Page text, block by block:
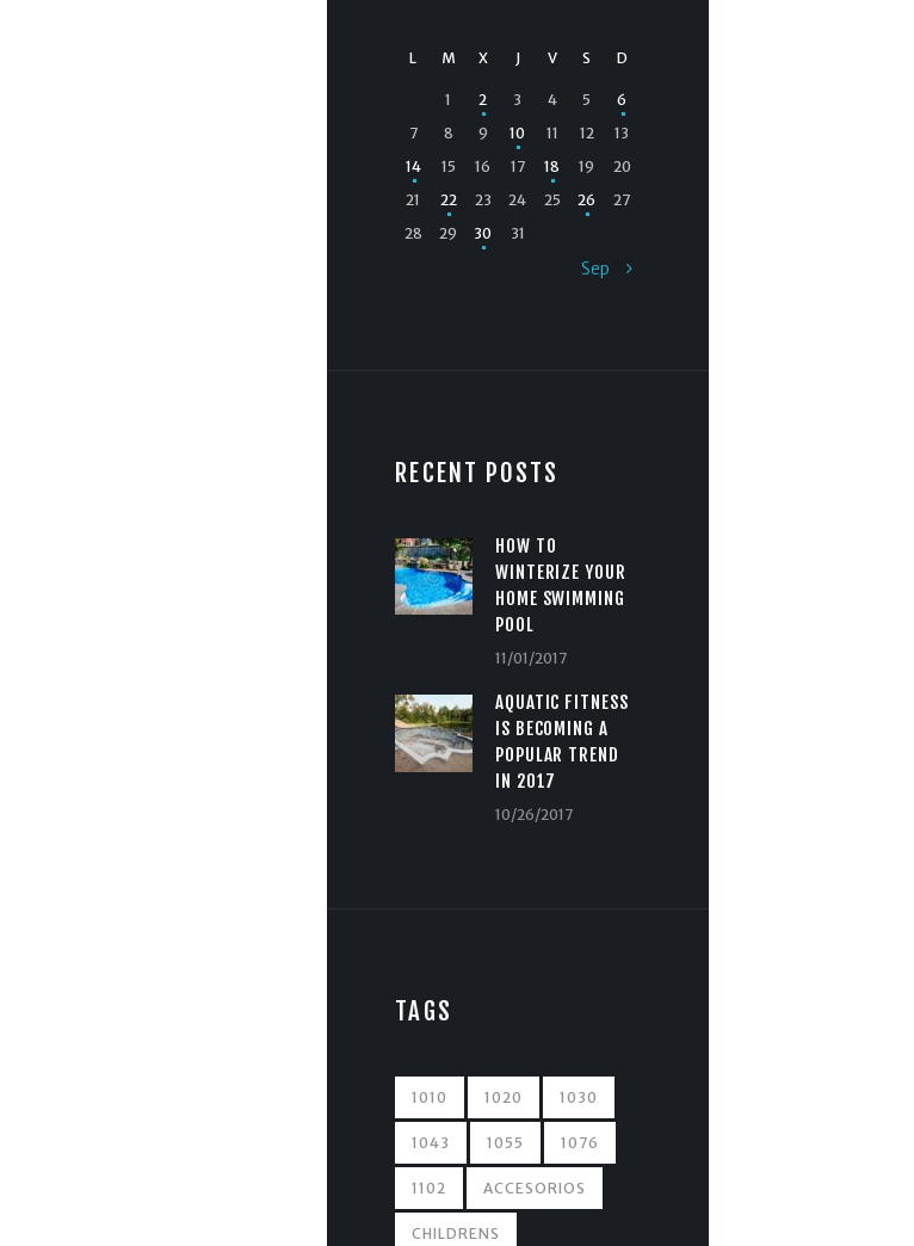
L M X J V S D
1 2 3 4 5
6
7
8 9 10 11 12
13
14
15 16 17 18 19
20
21
22 23 24 25 26
27
28
29 30 31
Sep »
RECENT POSTS
HOW TO
WINTERIZE YOUR
HOME SWIMMING
POOL
11/01/2017
AQUATIC FITNESS
IS BECOMING A
POPULAR TREND
IN 2017
10/26/2017
TAGS
1010 1020 1030
1043 1055 1076
1102 ACCESORIOS
CHILDRENS